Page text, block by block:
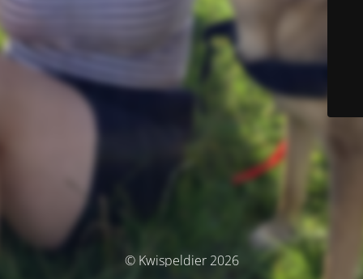
© Kwispeldier 2026